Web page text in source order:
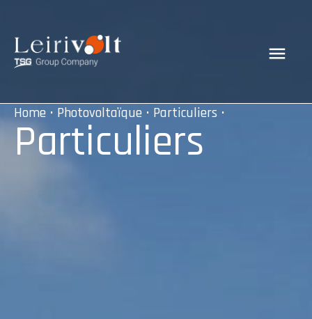
Home • Photovoltaïque • Particuliers •
Particuliers